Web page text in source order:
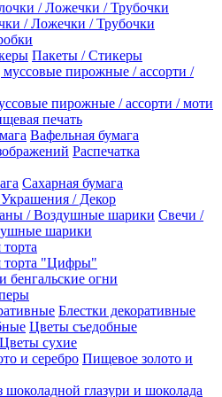
/ Ложечки / Трубочки
Пакеты / Стикеры
пирожные / ассорти / моти
печать
Вафельная бумага
Распечатка
Сахарная бумага
Украшения / Декор
Свечи /
шарики
торта "Цифры"
бенгальские огни
Блестки декоративные
Цветы съедобные
Цветы сухие
Пищевое золото и